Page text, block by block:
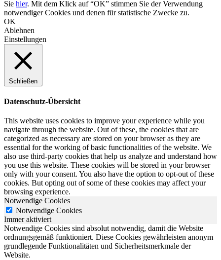
Sie hier. Mit dem Klick auf “OK” stimmen Sie der Verwendung
notwendiger Cookies und denen für statistische Zwecke zu.
OK
Ablehnen
Einstellungen
Schließen
Datenschutz-Übersicht
This website uses cookies to improve your experience while you
navigate through the website. Out of these, the cookies that are
categorized as necessary are stored on your browser as they are
essential for the working of basic functionalities of the website. We
also use third-party cookies that help us analyze and understand how
you use this website. These cookies will be stored in your browser
only with your consent. You also have the option to opt-out of these
cookies. But opting out of some of these cookies may affect your
browsing experience.
Notwendige Cookies
Notwendige Cookies
Immer aktiviert
Notwendige Cookies sind absolut notwendig, damit die Website
ordnungsgemäß funktioniert. Diese Cookies gewährleisten anonym
grundlegende Funktionalitäten und Sicherheitsmerkmale der
Website.